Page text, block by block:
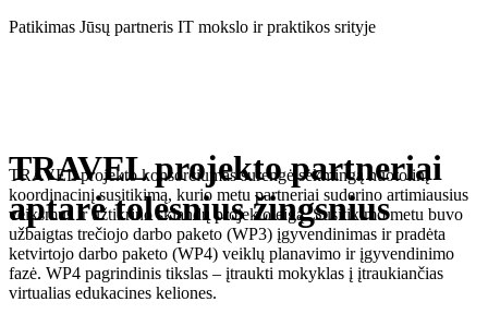
Eiti
Patikimas Jūsų partneris IT mokslo ir praktikos srityje
TRAVEL projekto partneriai
aptarė tolesnius žingsnius
TRAVEL projekto konsorciumas surengė sėkmingą nuotolinį
koordinacinį susitikimą, kurio metu partneriai suderino artimiausius
veiksmus ir užtikrino sklandų projekto eigą. Susitikimo metu buvo
užbaigtas trečiojo darbo paketo (WP3) įgyvendinimas ir pradėta
ketvirtojo darbo paketo (WP4) veiklų planavimo ir įgyvendinimo
fazė. WP4 pagrindinis tikslas – įtraukti mokyklas į įtraukiančias
virtualias edukacines keliones.